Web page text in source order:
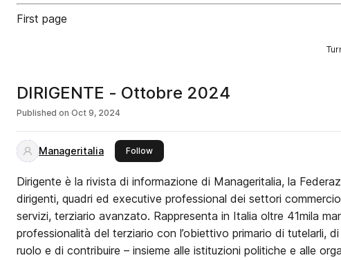
First page
DIRIGENTE - Ottobre 2024
Published on Oct 9, 2024
Manageritalia Followthis publisher
Dirigente è la rivista di informazione di Manageritalia, la
dirigenti, quadri ed executive professional dei settori
servizi, terziario avanzato. Rappresenta in Italia oltre 41mila
professionalità del terziario con l’obiettivo primario di tutelarli,
ruolo e di contribuire – insieme alle istituzioni politiche e alle